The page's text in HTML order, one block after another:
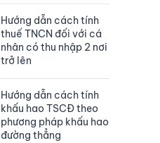
Hướng dẫn cách tính
thuế TNCN đối với cá
nhân có thu nhập 2 nơi
trở lên
Hướng dẫn cách tính
khấu hao TSCĐ theo
phương pháp khấu hao
đường thẳng